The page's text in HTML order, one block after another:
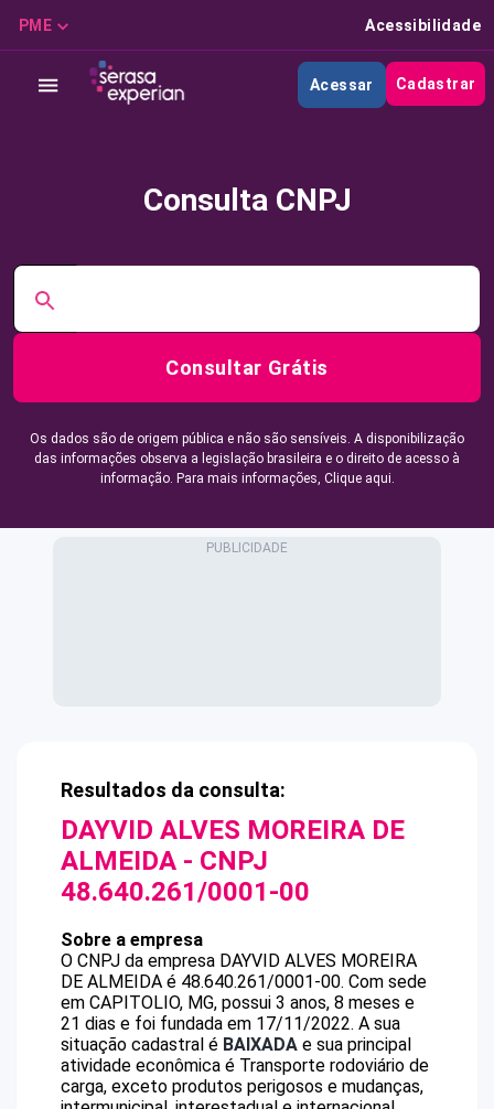
PME Acessibilidade
Acessar Cadastrar
Consulta CNPJ
Consultar Grátis
Os dados são de origem pública e não são sensíveis. A disponibilização
das informações observa a legislação brasileira e o direito de acesso à
informação. Para mais informações, Clique aqui.
Resultados da consulta:
DAYVID ALVES MOREIRA DE
ALMEIDA - CNPJ
48.640.261/0001-00
Sobre a empresa
O CNPJ da empresa DAYVID ALVES MOREIRA
DE ALMEIDA é 48.640.261/0001-00. Com sede
em CAPITOLIO, MG, possui 3 anos, 8 meses e
21 dias e foi fundada em 17/11/2022. A sua
situação cadastral é BAIXADA e sua principal
atividade econômica é Transporte rodoviário de
carga, exceto produtos perigosos e mudanças,